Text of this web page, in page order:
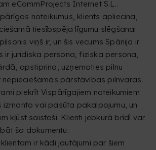
eCommProjects Internet S.L..
noteikumus, klients apliecina,
tiesībspēja līgumu slēgšanai
viņš ir, un šis vecums Spānija ir
ir juridiska persona, fiziska persona,
apstiprina, uzņemoties pilnu
pārstāvības pilnvaras.
piekrīt Vispārīgajiem noteikumiem
izmanto vai pasūta pakalpojumu, un
kļūst saistoši. Klienti jebkurā brīdī var
šo dokumentu.
ir kādi jautājumi par šiem